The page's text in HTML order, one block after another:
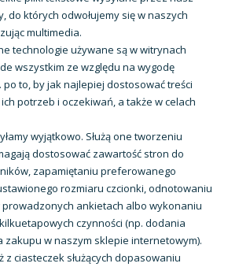
do których odwołujemy się w naszych
multimedia.
technologie używane są w witrynach
wszystkim ze względu na wygodę
po to, by jak najlepiej dostosować treści
potrzeb i oczekiwań, a także w celach
wyjątkowo. Służą one tworzeniu
dostosować zawartość stron do
zapamiętaniu preferowanego
rozmiaru czcionki, odnotowaniu
prowadzonych ankietach albo wykonaniu
czynności (np. dodania
zakupu w naszym sklepie internetowym).
z ciasteczek służących dopasowaniu